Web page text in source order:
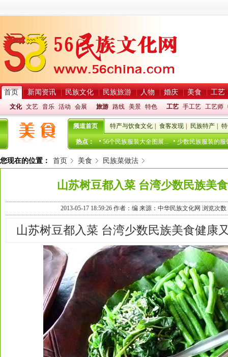
首页 新闻资讯 民族文化 民族旅游 人物 婚庆 美食 工艺
文化 文艺 音乐 活动 会展 旅游 路线 美景 特色 工艺 手工艺 工艺师
频道首页 特产与饮食文化 食客发现 民族特产
热点： 56个民族服装大全图展... 少数民族服装的服
您现在的位置： 首页 美食 民族菜做法
山苏树豆都入菜 台湾少数民族美
2013-05-17 18:59:26 作者：编 来源：中华民族文化网 浏览次数
山苏树豆都入菜 台湾少数民族美食健康